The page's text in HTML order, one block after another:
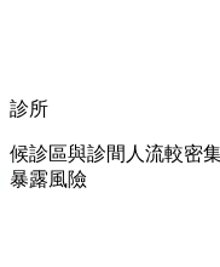
診所
候診區與診間人流較密
暴露風險